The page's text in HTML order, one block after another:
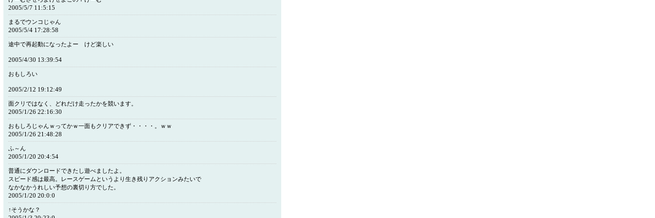
2005/5/7 11:5:15
まるでウンコじゃん
2005/5/4 17:28:58
途中で再起動になったよー けど楽しい
2005/4/30 13:39:54
おもしろい
2005/2/12 19:12:49
面クリではなく、どれだけ走ったかを競います。
2005/1/26 22:16:30
おもしろじゃんｗってかｗ一面もクリアできず・・・・。ｗｗ
2005/1/26 21:48:28
ふ～ん
2005/1/20 20:4:54
普通にダウンロードできたし遊べましたよ。
スピード感は最高。レースゲームというより生き残りアクションみたいで
なかなかうれしい予想の裏切り方でした。
2005/1/20 20:0:0
↑そうかな？